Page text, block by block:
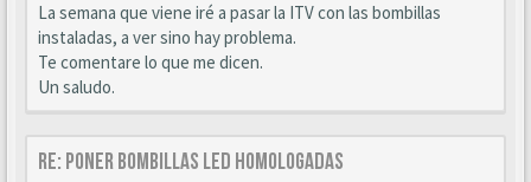
La semana que viene iré a pasar la ITV con las bombillas
instaladas, a ver sino hay problema.
Te comentare lo que me dicen.
Un saludo.
Re: Poner bombillas led homologadas